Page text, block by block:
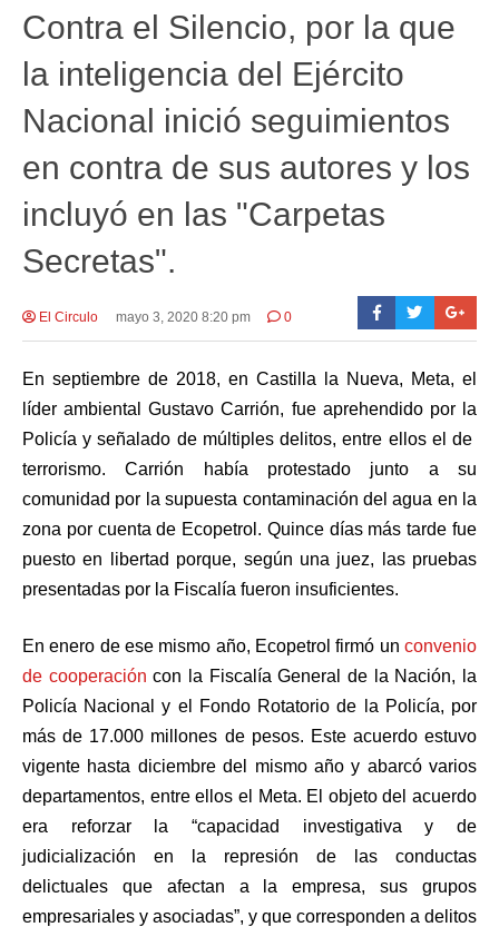
Contra el Silencio, por la que
la inteligencia del Ejército
Nacional inició seguimientos
en contra de sus autores y los
incluyó en las "Carpetas
Secretas".
El Circulo mayo 3, 2020 8:20 pm 0
En septiembre de 2018, en Castilla la Nueva, Meta, el
líder ambiental Gustavo Carrión, fue aprehendido por la
Policía y señalado de múltiples delitos, entre ellos el de
terrorismo. Carrión había protestado junto a su
comunidad por la supuesta contaminación del agua en la
zona por cuenta de Ecopetrol. Quince días más tarde fue
puesto en libertad porque, según una juez, las pruebas
presentadas por la Fiscalía fueron insuficientes.
En enero de ese mismo año, Ecopetrol firmó un convenio
de cooperación con la Fiscalía General de la Nación, la
Policía Nacional y el Fondo Rotatorio de la Policía, por
más de 17.000 millones de pesos. Este acuerdo estuvo
vigente hasta diciembre del mismo año y abarcó varios
departamentos, entre ellos el Meta. El objeto del acuerdo
era reforzar la “capacidad investigativa y de
judicialización en la represión de las conductas
delictuales que afectan a la empresa, sus grupos
empresariales y asociadas”, y que corresponden a delitos